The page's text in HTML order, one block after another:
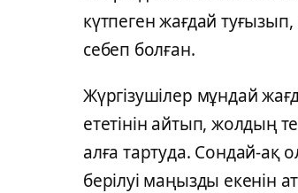
күтпеген жағдай
себеп болған.
Жүргізушілер мұндай
ететінін айтып, жолдың
алға тартуда. Сондай-ақ
берілуі маңызды екенін